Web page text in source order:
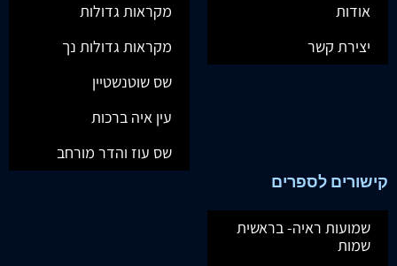
אודות
יצירת קשר
מקראות גדולות
מקראות גדולות נך
שס שוטנשטיין
עין איה ברכות
שס עוז והדר מורחב
קישורים לספרים
שמועות ראיה- בראשית
שמות